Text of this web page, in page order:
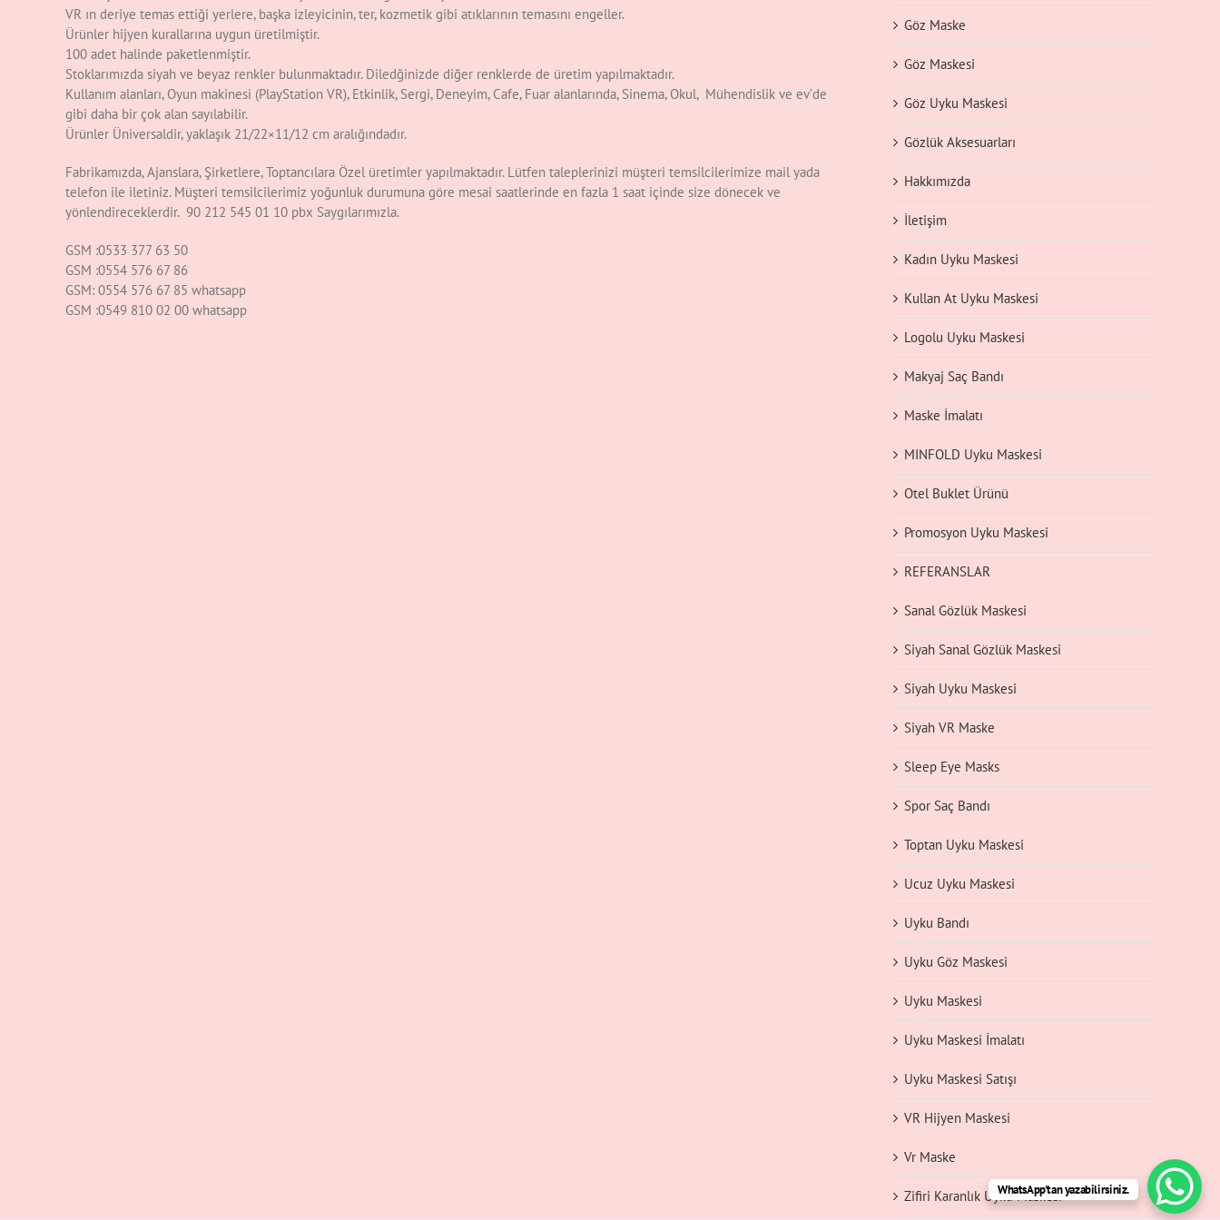
VR ın deriye temas ettiği yerlere, başka izleyicinin, ter, kozmetik gibi atıklarının temasını engeller.
Ürünler hijyen kurallarına uygun üretilmiştir.
100 adet halinde paketlenmiştir.
Stoklarımızda siyah ve beyaz renkler bulunmaktadır. Diledğinizde diğer renklerde de üretim yapılmaktadır.
Kullanım alanları, Oyun makinesi (PlayStation VR), Etkinlik, Sergi, Deneyim, Cafe, Fuar alanlarında, Sinema, Okul, Mühendislik ve ev’de
gibi daha bir çok alan sayılabilir.
Ürünler Üniversaldir, yaklaşık 21/22×11/12 cm aralığındadır.
Fabrikamızda, Ajanslara, Şirketlere, Toptancılara Özel üretimler yapılmaktadır. Lütfen taleplerinizi müşteri temsilcilerimize mail yada
telefon ile iletiniz. Müşteri temsilcilerimiz yoğunluk durumuna göre mesai saatlerinde en fazla 1 saat içinde size dönecek ve
yönlendireceklerdir. 90 212 545 01 10 pbx Saygılarımızla.
GSM :0533 377 63 50
GSM :0554 576 67 86
GSM: 0554 576 67 85 whatsapp
GSM :0549 810 02 00 whatsapp
Göz Maske
Göz Maskesi
Göz Uyku Maskesi
Gözlük Aksesuarları
Hakkımızda
İletişim
Kadın Uyku Maskesi
Kullan At Uyku Maskesi
Logolu Uyku Maskesi
Makyaj Saç Bandı
Maske İmalatı
MINFOLD Uyku Maskesi
Otel Buklet Ürünü
Promosyon Uyku Maskesi
REFERANSLAR
Sanal Gözlük Maskesi
Siyah Sanal Gözlük Maskesi
Siyah Uyku Maskesi
Siyah VR Maske
Sleep Eye Masks
Spor Saç Bandı
Toptan Uyku Maskesi
Ucuz Uyku Maskesi
Uyku Bandı
Uyku Göz Maskesi
Uyku Maskesi
Uyku Maskesi İmalatı
Uyku Maskesi Satışı
VR Hijyen Maskesi
Vr Maske
Zifiri Karanlık Uyku MaskesiWhatsApp'tan yazabilirsiniz.